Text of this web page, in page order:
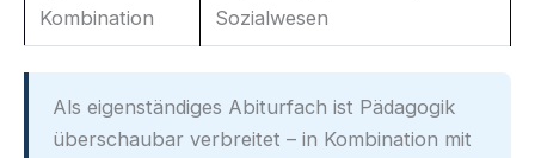
Kombination
Sozialwesen
Als eigenständiges Abiturfach ist Pädagogik
überschaubar verbreitet – in Kombination mit